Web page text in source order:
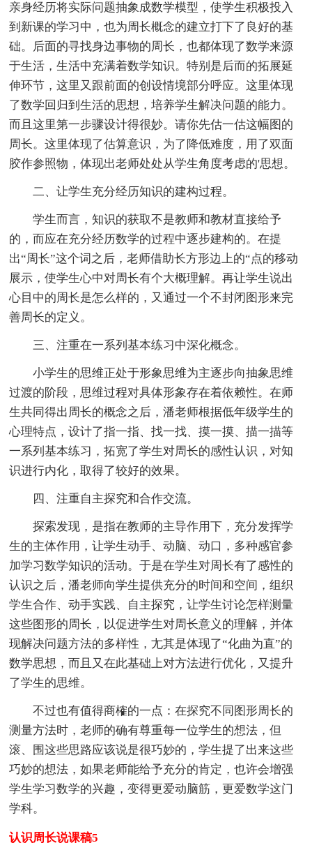
亲身经历将实际问题抽象成数学模型，使学生积极投入
到新课的学习中，也为周长概念的建立打下了良好的基
础。后面的寻找身边事物的周长，也都体现了数学来源
于生活，生活中充满着数学知识。特别是后而的拓展延
伸环节，这里又跟前面的创设情境部分呼应。这里体现
了数学回归到生活的思想，培养学生解决问题的能力。
而且这里第一步骤设计得很妙。请你先估一估这幅图的
周长。这里体现了估算意识，为了降低难度，用了双面
胶作参照物，体现出老师处处从学生角度考虑的'思想。
二、让学生充分经历知识的建构过程。
学生而言，知识的获取不是教师和教材直接给予
的，而应在充分经历数学的过程中逐步建构的。在提
出“周长”这个词之后，老师借助长方形边上的“点的移动
展示，使学生心中对周长有个大概理解。再让学生说出
心目中的周长是怎么样的，又通过一个不封闭图形来完
善周长的定义。
三、注重在一系列基本练习中深化概念。
小学生的思维正处于形象思维为主逐步向抽象思维
过渡的阶段，思维过程对具体形象存在着依赖性。在师
生共同得出周长的概念之后，潘老师根据低年级学生的
心理特点，设计了指一指、找一找、摸一摸、描一描等
一系列基本练习，拓宽了学生对周长的感性认识，对知
识进行内化，取得了较好的效果。
四、注重自主探究和合作交流。
探索发现，是指在教师的主导作用下，充分发挥学
生的主体作用，让学生动手、动脑、动口，多种感官参
加学习数学知识的活动。于是在学生对周长有了感性的
认识之后，潘老师向学生提供充分的时间和空间，组织
学生合作、动手实践、自主探究，让学生讨论怎样测量
这些图形的周长，以促进学生对周长意义的理解，并体
现解决问题方法的多样性，尢其是体现了“化曲为直”的
数学思想，而且又在此基础上对方法进行优化，又提升
了学生的思维。
不过也有值得商榷的一点：在探究不同图形周长的
测量方法时，老师的确有尊重每一位学生的想法，但
滚、围这些思路应该说是很巧妙的，学生提了出来这些
巧妙的想法，如果老师能给予充分的肯定，也许会增强
学生学习数学的兴趣，变得更爱动脑筋，更爱数学这门
学科。
认识周长说课稿5